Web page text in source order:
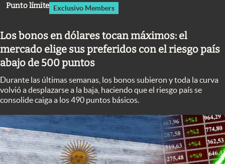
Columnistas
Otras secciones
Infotechnology
Clima
Mundial 2026
Punto límite Exclusivo Members
Los bonos en dólares tocan máximos: el
mercado elige sus preferidos con el riesgo país
abajo de 500 puntos
Durante las últimas semanas, los bonos subieron y toda la curva
volvió a desplazarse a la baja, haciendo que el riesgo país se
consolide caiga a los 490 puntos básicos.